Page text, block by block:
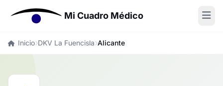
Mi Cuadro Médico
Inicio DKV La Fuencisla Alicante